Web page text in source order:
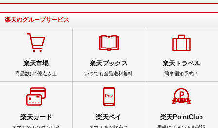
楽天のグループサービス
楽天市場
商品数は1億点以上
楽天ブックス
いつでも全品送料無料
楽天トラベル
簡単宿泊予約！
楽天カード 楽天ペイ 楽天PointClub